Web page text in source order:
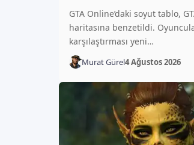
GTA Online’daki soyut tablo,
haritasına benzetildi.
karşılaştırması yeni…
Murat Gürel4 Ağustos 2026